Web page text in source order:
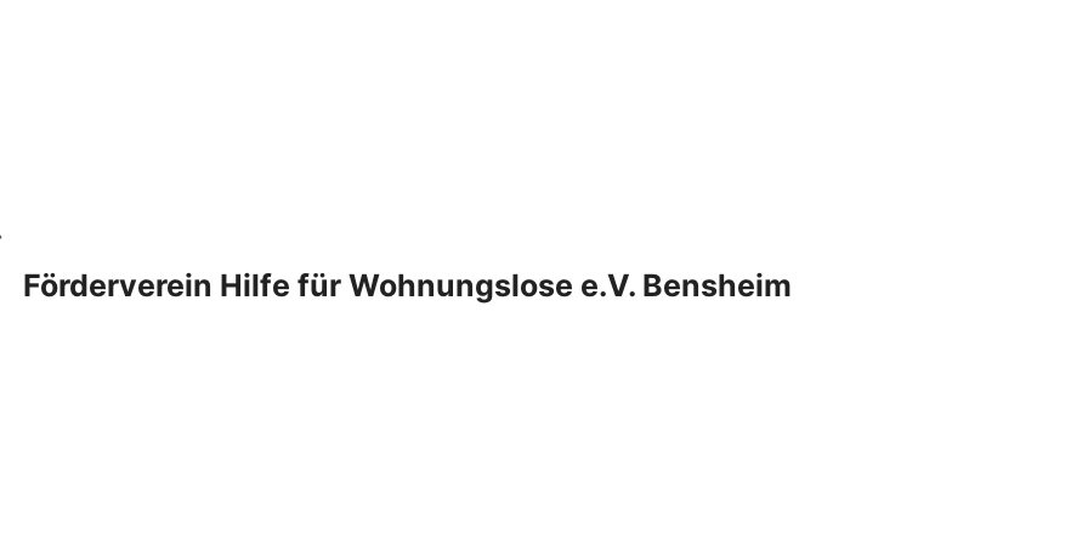
Förderverein Hilfe für Wohnungslose e.V. Bensheim